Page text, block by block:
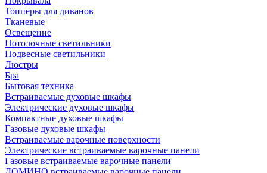
Топперы для диванов
Тканевые
Освещение
Потолочные светильники
Подвесные светильники
Люстры
Бра
Бытовая техника
Встраиваемые духовые шкафы
Электрические духовые шкафы
Компактные духовые шкафы
Газовые духовые шкафы
Встраиваемые варочные поверхности
Электрические встраиваемые варочные панели
Газовые встраиваемые варочные панели